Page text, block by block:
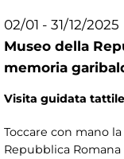
02/01 - 31/12/2025
Museo della
memoria
Visita guidata
Toccare con mano
Repubblica